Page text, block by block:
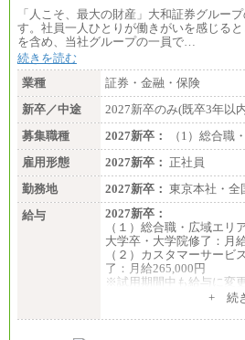
「人こそ、最大の財産」大和証券グルー
す。社員一人ひとりが働きがいを感じる
を含め、当社グループの一員で…
続きを読む
業種
証券・金融・保険
新卒／中途
2027新卒のみ(既卒3年以
募集職種
2027新卒：
（1）総合職
雇用形態
2027新卒： 正社員
勤務地
2027新卒： 東京本社・
給与
2027新卒：
（１）総合職・広域エ
大学卒・大学院修了：月
（２）カスタマーサー
了：月給265,000円
※試用期間中も給与に変
+ 続